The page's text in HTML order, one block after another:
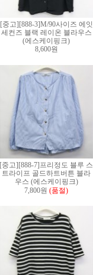
[중고][888-3]M/90사이즈 에잇
세컨즈 블랙 레이온 블라우스
(에스케이핑크)
8,600원
[중고][888-7]프리정도 블루 스
트라이프 골드하트버튼 블라
우스 (에스케이핑크)
7,800원 (품절)